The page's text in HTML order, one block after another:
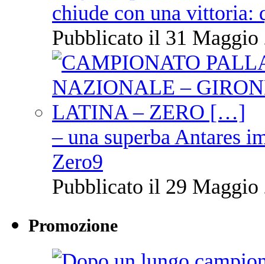
chiude con una vittoria:
Pubblicato il 31 Maggio
– una superba Antares
Zero9
Pubblicato il 29 Maggio
Promozione